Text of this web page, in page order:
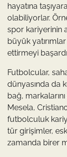
hayatına
olabiliyorlar.
spor kariyerinin
büyük
ettirmeyi
Futbolcular,
dünyasında da
bağ,
Mesela,
futbolculuk
tür girişimler,
zamanda birer